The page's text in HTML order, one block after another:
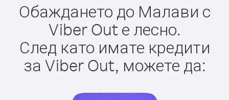
Обаждането до Малави с
Viber Out е лесно.
След като имате кредити
за Viber Out, можете да: